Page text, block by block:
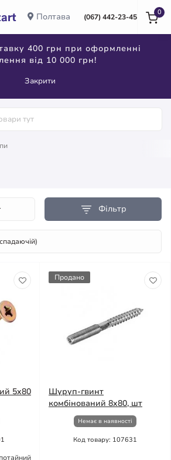
Полтава (067) 442-23-45
400 грн при оформленні
від 10 000 грн!
Закрити
0
Фільтр
5x80
потайний
Продано
Шуруп-гвинт
комбінований 8x80, шт
Немає в наявності
Код товару: 107631